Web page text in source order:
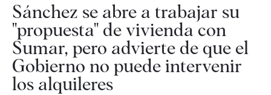
Sánchez se abre a trabajar su
"propuesta" de vivienda con
Sumar, pero advierte de que el
Gobierno no puede intervenir
los alquileres